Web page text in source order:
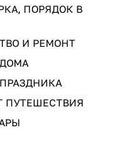
ПОРЯДОК В
И РЕМОНТ
ПУТЕШЕСТВИЯ